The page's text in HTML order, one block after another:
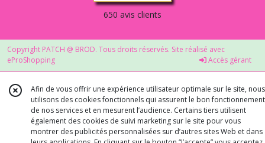
650 avis clients
Copyright PATCH @ BROD. Tous droits réservés. Site réalisé avec
eProShopping
Accès gérant
Afin de vous offrir une expérience utilisateur optimale sur le site, nous
utilisons des cookies fonctionnels qui assurent le bon fonctionnement
de nos services et en mesurent l’audience. Certains tiers utilisent
également des cookies de suivi marketing sur le site pour vous
montrer des publicités personnalisées sur d’autres sites Web et dans